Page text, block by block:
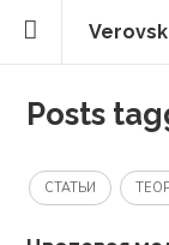
Posts
СТАТЬИ